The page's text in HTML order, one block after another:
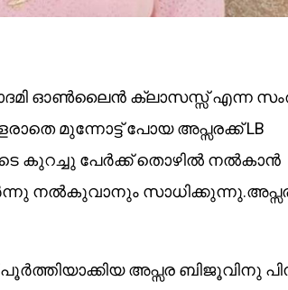
ഓൺലൈൻ ക്ലാസസ്സ് എന്ന
മുന്നോട്ട് പോയ അപ്സരക്ക് LB
കുറച്ചു പേർക്ക് തൊഴിൽ നൽകാൻ
നൽകുവാനും
അപ്സര ബിജൂവിനു